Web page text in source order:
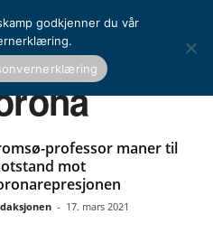
professor maner til
mot
- 17. mars 2021
godkjenner du vår